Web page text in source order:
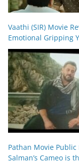
Vaathi (SIR) Movie
Emotional Gripping
Pathan Movie Public
Salman’s Cameo is